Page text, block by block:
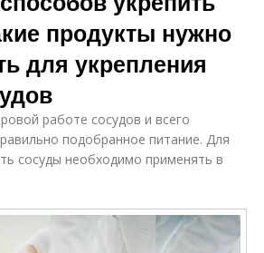
продукты нужно
для укрепления
работе сосудов и всего
подобранное питание. Для
сосуды необходимо применять в